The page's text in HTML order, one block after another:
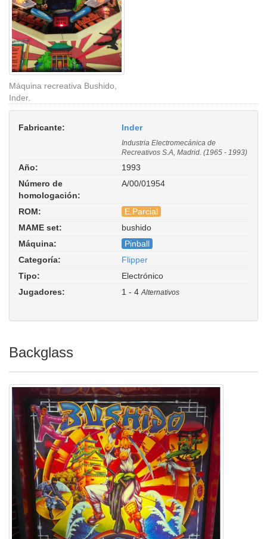
Máquina recreativa Bushido,
Inder.
Fabricante: Inder
Industria Electromecánica de
Recreativos S.A, Madrid. (1965 - 1993)
Año:
1993
Número de
homologación:
A/00/01954
ROM:
E.Parcial
MAME set:
bushido
Bushido (set 1). Driver:
pinball/spinb.cpp
Máquina:
Pinball
Categoría:
Flipper
Tipo:
Electrónico
Jugadores:
1 - 4 Alternativos
Backglass